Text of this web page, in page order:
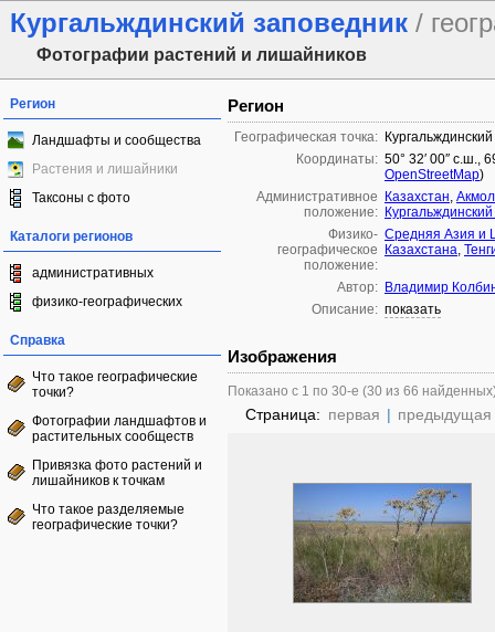
Кургальждинский заповедник /
Фотографии растений и лишайников
Регион
Ландшафты и сообщества
Растения и лишайники
Таксоны с фото
Каталоги регионов
административных
физико-географических
Справка
Что такое географические
точки?
Фотографии ландшафтов и
растительных сообществ
Привязка фото растений и
лишайников к точкам
Что такое разделяемые
географические точки?
Регион
Географическая точка:
Координаты: 50° 32′ 00″ с.ш.,
OpenStreetMap)
Административное
положение:
Казахстан,
Физико-
географическое
положение:
Средняя Азия и
Казахстана,
Автор: Владимир
Описание: показать
Изображения
Показано с 1 по 30-е (30 из 66
Страница: первая | предыдущая